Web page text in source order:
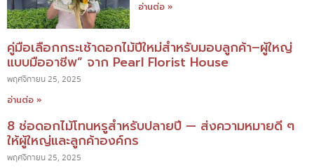
อ่านต่อ »
คู่มือเลือกกระเช้าดอกไม้ปีใหม่สำหรับมอบลูกค้า–ผู้ใหญ่
แบบมืออาชีพ” จาก Pearl Florist House
พฤศจิกายน 25, 2025
อ่านต่อ »
8 ช่อดอกไม้โทนหรูสำหรับปลายปี — ส่งความหมายดี ๆ
ให้ผู้ใหญ่และลูกค้าองค์กร
พฤศจิกายน 25, 2025